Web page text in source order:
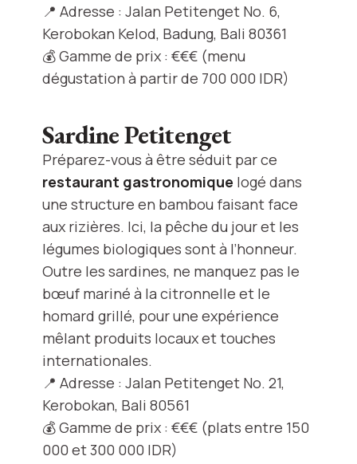
📍 Adresse : Jalan Petitenget No. 6,
Kerobokan Kelod, Badung, Bali 80361
💰 Gamme de prix : €€€ (menu
dégustation à partir de 700 000 IDR)
Sardine Petitenget
Préparez-vous à être séduit par ce
restaurant gastronomique logé dans
une structure en bambou faisant face
aux rizières. Ici, la pêche du jour et les
légumes biologiques sont à l’honneur.
Outre les sardines, ne manquez pas le
bœuf mariné à la citronnelle et le
homard grillé, pour une expérience
mêlant produits locaux et touches
internationales.
📍 Adresse : Jalan Petitenget No. 21,
Kerobokan, Bali 80561
💰 Gamme de prix : €€€ (plats entre 150
000 et 300 000 IDR)